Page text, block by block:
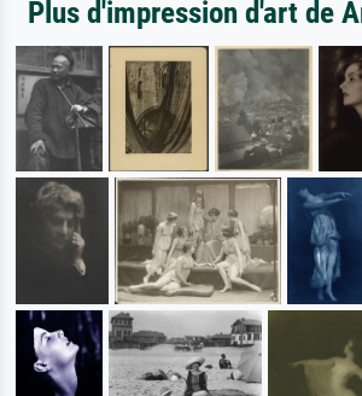
Plus d'impression d'art de